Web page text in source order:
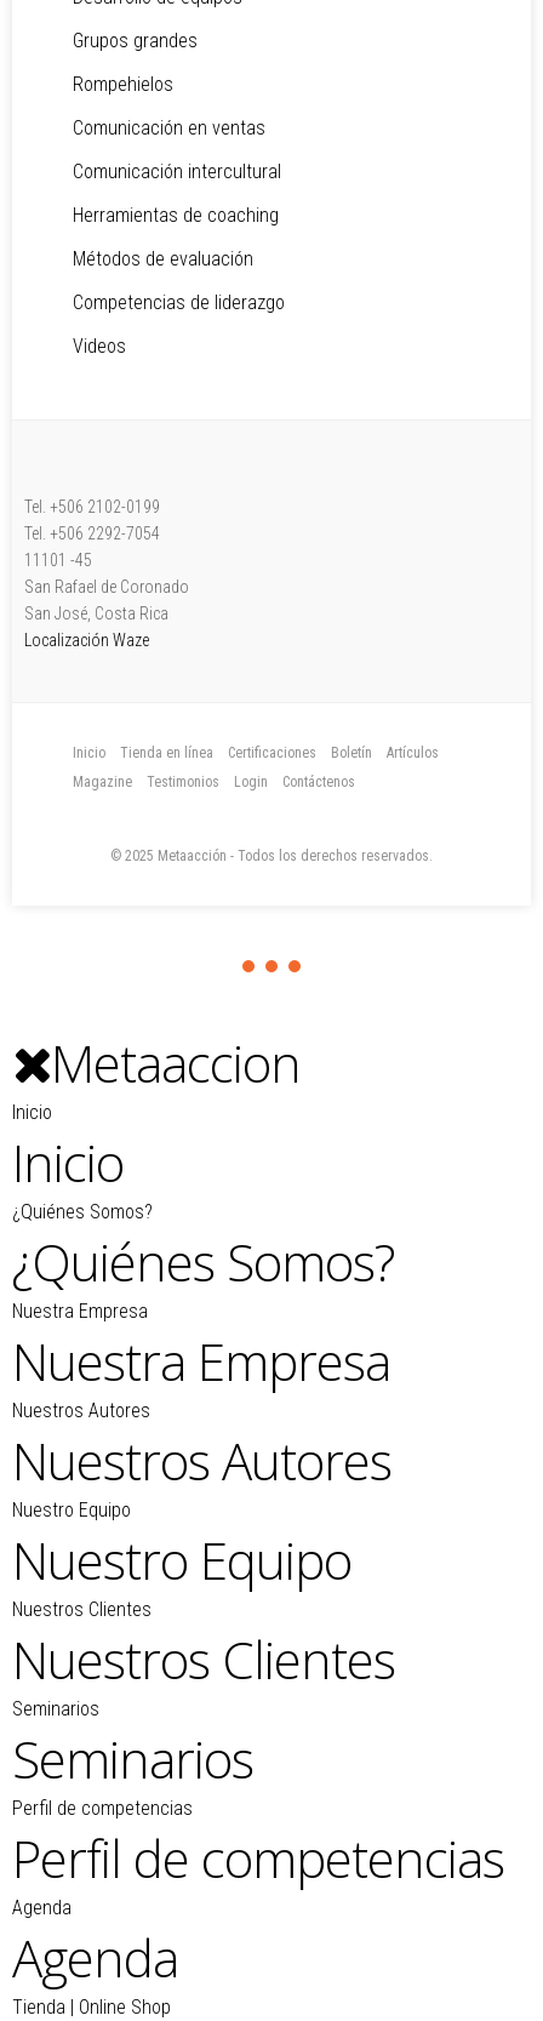
Grupos grandes
Rompehielos
Comunicación en ventas
Comunicación intercultural
Herramientas de coaching
Métodos de evaluación
Competencias de liderazgo
Videos
Tel. +506 2102-0199
Tel. +506 2292-7054
11101 -45
San Rafael de Coronado
San José, Costa Rica
Localización Waze
Inicio Tienda en línea Certificaciones Boletín
Artículos
Magazine
Testimonios Login Contáctenos
© 2025 Metaacción - Todos los derechos reservados.
Metaaccion
Inicio
Inicio
¿Quiénes Somos?
¿Quiénes Somos?
Nuestra Empresa
Nuestra Empresa
Nuestros Autores
Nuestros Autores
Nuestro Equipo
Nuestro Equipo
Nuestros Clientes
Nuestros Clientes
Seminarios
Seminarios
Perfil de competencias
Perfil de competencias
Agenda
Agenda
Tienda | Online Shop